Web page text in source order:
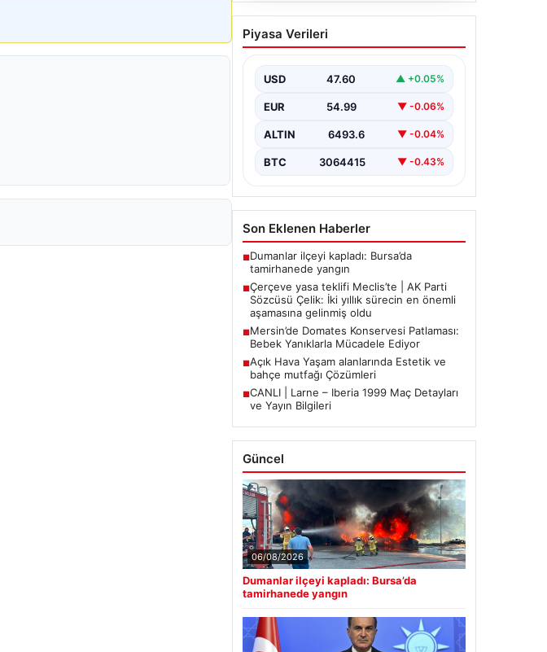
Çerçeve yasa teklifi
Meclis’te | AK Parti
sürecin en önemli
aşamasına gelinmiş oldu
Piyasa Verileri
USD 47.60 ▲ +0.05%
EUR 54.99 ▼ -0.06%
ALTIN 6493.6 ▼ -0.04%
BTC 3064415 ▼ -0.43%
Son Eklenen Haberler
■Dumanlar ilçeyi kapladı: Bursa’da
tamirhanede yangın
■Çerçeve yasa teklifi Meclis’te | AK Parti
Sözcüsü Çelik: İki yıllık sürecin en önemli
aşamasına gelinmiş oldu
■Mersin’de Domates Konservesi Patlaması:
Bebek Yanıklarla Mücadele Ediyor
■Açık Hava Yaşam alanlarında Estetik ve
bahçe mutfağı Çözümleri
■CANLI | Larne – Iberia 1999 Maç Detayları
ve Yayın Bilgileri
Güncel
06/08/2026
Dumanlar ilçeyi kapladı: Bursa’da
tamirhanede yangın